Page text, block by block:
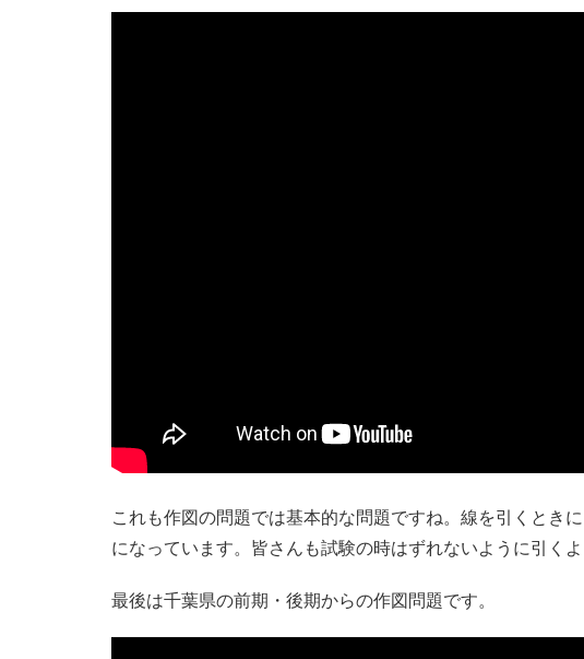
これも作図の問題では基本的な問題ですね。線を引くとき
になっています。皆さんも試験の時はずれないように引くよ
最後は千葉県の前期・後期からの作図問題です。